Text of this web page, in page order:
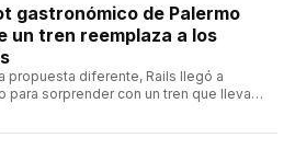
gastronómico de Palermo
un tren reemplaza a los
propuesta diferente, Rails llegó a
para sorprender con un tren que lleva